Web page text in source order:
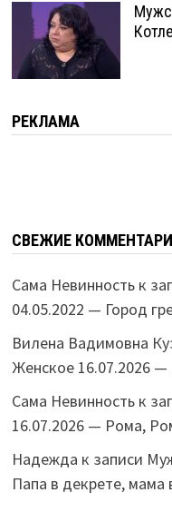
РЕКЛАМА
СВЕЖИЕ
Сама Невинностьк
04.05.2022 — Город
Вилена Вадимовна
Женское 16.07.2026
Сама Невинностьк
16.07.2026 — Рома,
Надежда к записи
Папа в декрете, мама